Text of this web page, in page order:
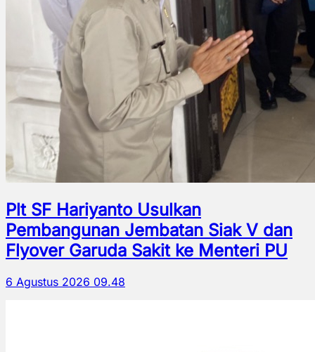
Plt SF Hariyanto Usulkan
Pembangunan Jembatan Siak V dan
Flyover Garuda Sakit ke Menteri PU
6 Agustus 2026 09.48